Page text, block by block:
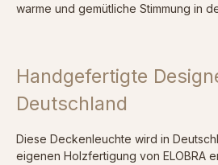
warme und gemütliche Stimmung in
Handgefertigte
Deutschland
Diese Deckenleuchte wird in
eigenen Holzfertigung von ELOBRA